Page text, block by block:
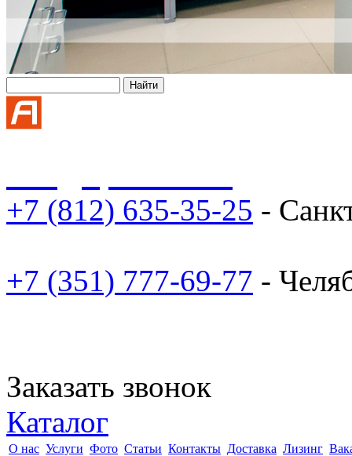
+7 (812) 635-35-25 -
+7 (351) 777-69-77 -
Заказать звонок
Каталог
О нас Услуги Фото Статьи Контакты Доставка Лизинг